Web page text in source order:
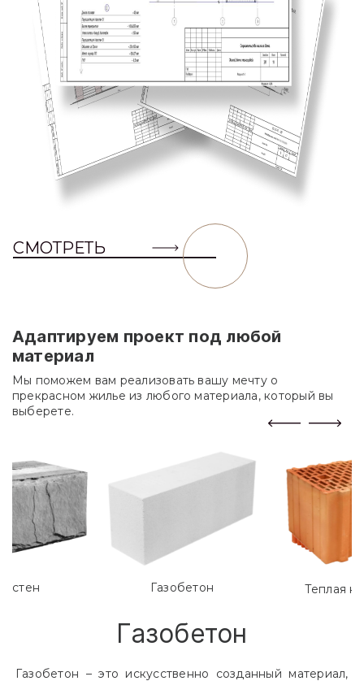
СМОТРЕТЬ
Адаптируем проект под любой
материал
Мы поможем вам реализовать вашу мечту о
прекрасном жилье из любого материала, который вы
выберете.
Газобетон Теплая
Газобетон
Газобетон – это искусственно созданный материал,